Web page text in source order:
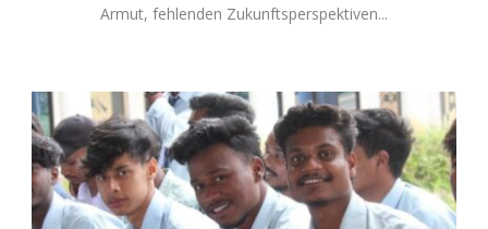
Armut, fehlenden Zukunftsperspektiven...